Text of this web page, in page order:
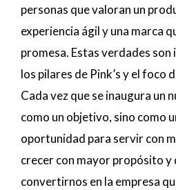
personas que valoran un
experiencia ágil y una marca
promesa. Estas verdades son
los pilares de Pink’s y el foco
Cada vez que se inaugura un
como un objetivo, sino como
oportunidad para servir con
crecer con mayor propósito y
convertirnos en la empresa